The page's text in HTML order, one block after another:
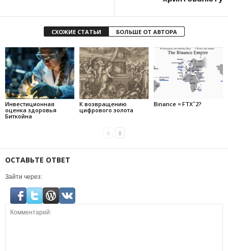
СХОЖИЕ СТАТЬИ БОЛЬШЕ ОТ АВТОРА
Инвестиционная
оценка здоровья
Биткойна
К возвращению
цифрового золота
Binance ≈ FTXˆ2?
ОСТАВЬТЕ ОТВЕТ
Зайти через: